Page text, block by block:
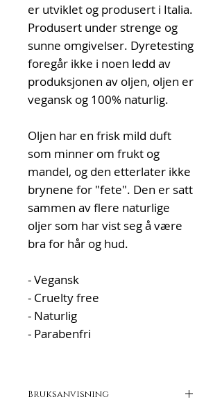
er utviklet og produsert i Italia.
Produsert under strenge og
sunne omgivelser. Dyretesting
foregår ikke i noen ledd av
produksjonen av oljen, oljen er
vegansk og 100% naturlig.
Oljen har en frisk mild duft
som minner om frukt og
mandel, og den etterlater ikke
brynene for "fete". Den er satt
sammen av flere naturlige
oljer som har vist seg å være
bra for hår og hud.
- Vegansk
- Cruelty free
- Naturlig
- Parabenfri
Bruksanvisning